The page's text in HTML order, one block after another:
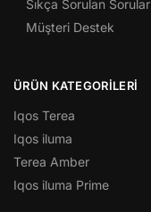
Sıkça Sorulan Sorular
Müşteri Destek
ÜRÜN KATEGORILERI
Iqos Terea
Iqos iluma
Terea Amber
Iqos iluma Prime